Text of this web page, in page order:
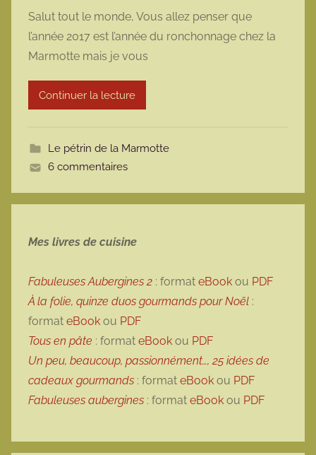
r
m
a
r
t
Salut tout le monde, Vous allez penser que
l’année 2017 est l’année du ronchonnage chez la
Marmotte mais je vous
Continuer la lecture
Le pétrin de la Marmotte
6 commentaires
Mes livres de cuisine
Fabuleuses Aubergines 2 : format eBook ou PDF
À la folie, quinze duos gourmands pour Noël :
format eBook ou PDF
Tous en pâte : format eBook ou PDF
Un peu, beaucoup, passionnément…, 25 idées de
cadeaux gourmands : format eBook ou PDF
Fabuleuses aubergines : format eBook ou PDF